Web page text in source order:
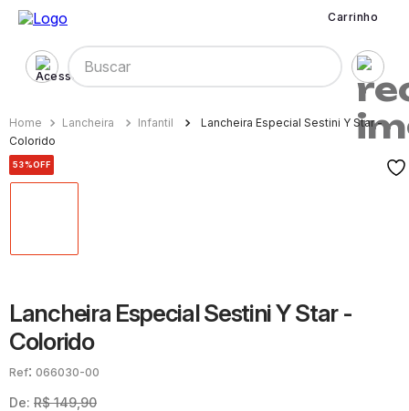
Carrinho
Buscar
Lancheira Infantil
Lancheira Especial Sestini Y Star -
Colorido
53%OFF
Lancheira Especial Sestini Y Star -
Colorido
: 066030-00
De: R$ 149,90